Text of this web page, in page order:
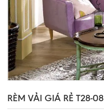
RÈM VẢI GIÁ RẺ T28-08